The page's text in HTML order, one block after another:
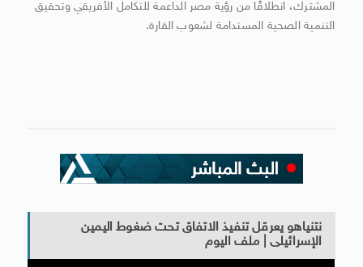
المشترك، انطلاقًا من رؤية مصر الداعمة للتكامل الأفريقي وتحقيق
التنمية الصحية المستدامة لشعوب القارة.
نتنياهو يعرقل تنفيذ الاتفاق تحت ضغوط اليمين
الإسرائيلى | ملف اليوم